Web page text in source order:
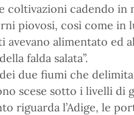
cadendo in
piovosi, così come in
alimentato ed
falda salata”.
due fiumi che
scese sotto i livelli di
riguarda l’Adige, le